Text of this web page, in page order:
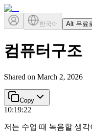
한국어 Alt 무료
컴퓨터구조
Shared on March 2, 2026
Copy
10:19:22
저는 수업 때 녹음할 생